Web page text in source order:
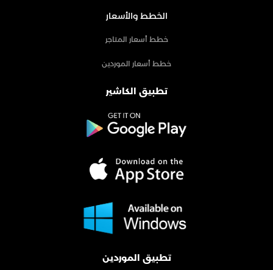
الخطط والأسعار
خطط أسعار المتاجر
خطط أسعار الموردين
تطبيق الكاشير
تطبيق الموردين